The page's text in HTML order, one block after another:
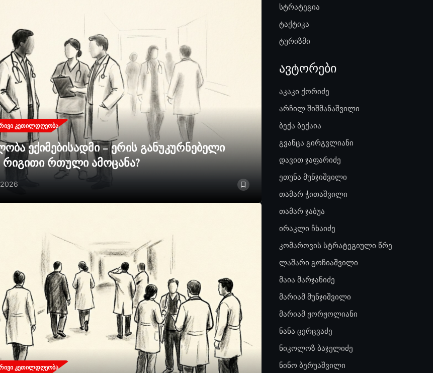
ᲙᲔᲗᲘᲚᲓᲦᲔᲝᲑᲐ
ექიმებისადმი – ერის განუკურნებელი
რიგითი რთული ამოცანა?
2026
ᲙᲔᲗᲘᲚᲓᲦᲔᲝᲑᲐ
სტრატეგია
ტაქტიკა
ტურიზმი
ავტორები
აკაკი ქორიძე
არჩილ შიშმანაშვილი
ბექა ბექაია
გვანცა გირგვლიანი
დავით ჯაფარიძე
ეთუნა მუნჯიშვილი
თამარ ჭითაშვილი
თამარ ჯაბუა
ირაკლი ჩხაიძე
კომაროვის სტრატეგიული წრე
ლაშარი გოჩიაშვილი
მაია მარჯანიძე
მარიამ მუნჯიშვილი
მარიამ ჟორჟოლიანი
ნანა ცერცვაძე
ნიკოლოზ ბაჯელიძე
ნინო ბერუაშვილი